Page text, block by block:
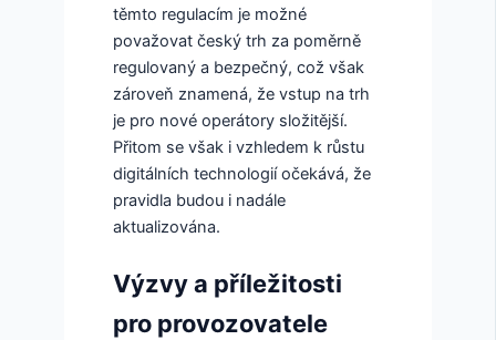
těmto regulacím je možné
považovat český trh za poměrně
regulovaný a bezpečný, což však
zároveň znamená, že vstup na trh
je pro nové operátory složitější.
Přitom se však i vzhledem k růstu
digitálních technologií očekává, že
pravidla budou i nadále
aktualizována.
Výzvy a příležitosti
pro provozovatele